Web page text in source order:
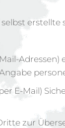
E-Mail)
zur